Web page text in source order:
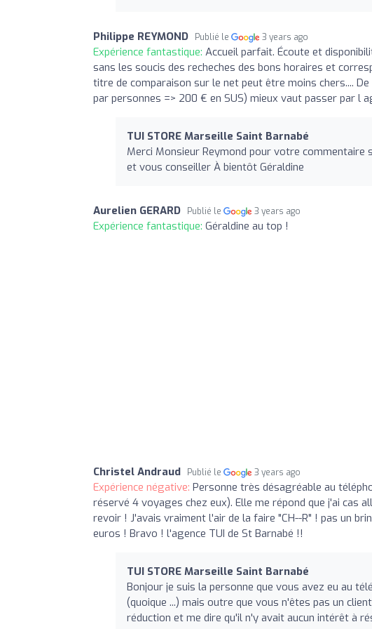
Philippe REYMOND Publié le 3 years ago
Expérience fantastique: Accueil parfait. Écoute et
sans les soucis des recheches des bons horaires et
titre de comparaison sur le net peut être moins chers....
par personnes => 200 € en SUS) mieux vaut passer par l
TUI STORE Marseille Saint Barnabé
Merci Monsieur Reymond pour votre commentaire
et vous conseiller À bientôt Géraldine
Aurelien GERARD Publié le 3 years ago
Expérience fantastique: Géraldine au top !
Christel Andraud Publié le 3 years ago
Expérience négative: Personne très désagréable au
réservé 4 voyages chez eux). Elle me répond que j'ai cas
revoir ! J'avais vraiment l'air de la faire "CH--R" ! pas un
euros ! Bravo ! l'agence TUI de St Barnabé !!
TUI STORE Marseille Saint Barnabé
Bonjour je suis la personne que vous avez eu au
(quoique ...) mais outre que vous n'êtes pas un
réduction et me dire qu'il n'y avait aucun intérêt à